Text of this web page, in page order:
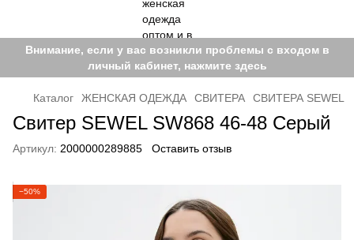
Внимание, если у вас возникли проблемы с входом в
личный кабинет, нажмите здесь
Каталог ЖЕНСКАЯ ОДЕЖДА СВИТЕРА СВИТЕРА SEWEL
Свитер SEWEL SW868 46-48 Серый
Артикул: 2000000289885 Оставить отзыв
−50%